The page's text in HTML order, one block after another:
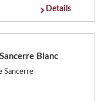
Details
Blanc
Sancerre